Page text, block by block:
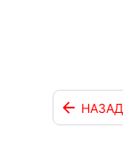
НАЗАД